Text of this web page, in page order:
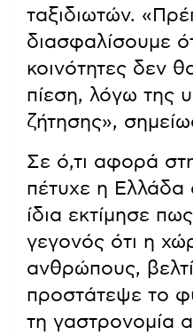
ταξιδιωτών.
διασφαλίσουμε
κοινότητες δεν
πίεση, λόγω της
ζήτησης»,
Σε ό,τι αφορά
πέτυχε η Ελλάδα
ίδια εκτίμησε
γεγονός ότι η
ανθρώπους,
προστάτεψε το
τη γαστρονομία